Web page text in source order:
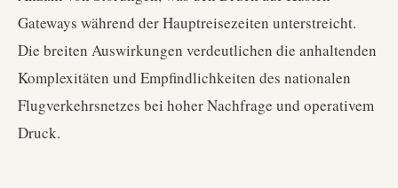
Gateways während der Hauptreisezeiten unterstreicht.
Die breiten Auswirkungen verdeutlichen die anhaltenden
Komplexitäten und Empfindlichkeiten des nationalen
Flugverkehrsnetzes bei hoher Nachfrage und operativem
Druck.